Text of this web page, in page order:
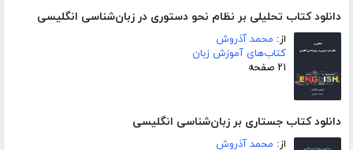
دانلود کتاب تحلیلی بر نظام نحو دستوری در زبان‌شناسی انگلیسی
از: محمد آذروش
کتاب‌های آموزش زبان
۲۱ صفحه
دانلود کتاب جستاری بر زبان‌شناسی انگلیسی
از: محمد آذروش